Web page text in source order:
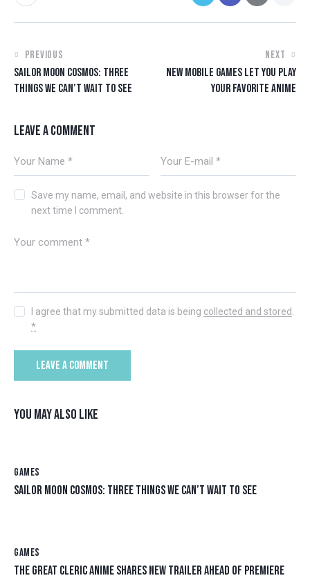
PREVIOUS
SAILOR MOON COSMOS: THREE
THINGS WE CAN’T WAIT TO SEE
NEXT
NEW MOBILE GAMES LET YOU PLAY
YOUR FAVORITE ANIME
LEAVE A COMMENT
Save my name, email, and website in this browser for the
next time I comment.
I agree that my submitted data is being collected and stored
*
YOU MAY ALSO LIKE
GAMES
SAILOR MOON COSMOS: THREE THINGS WE CAN’T WAIT TO SEE
GAMES
THE GREAT CLERIC ANIME SHARES NEW TRAILER AHEAD OF PREMIERE